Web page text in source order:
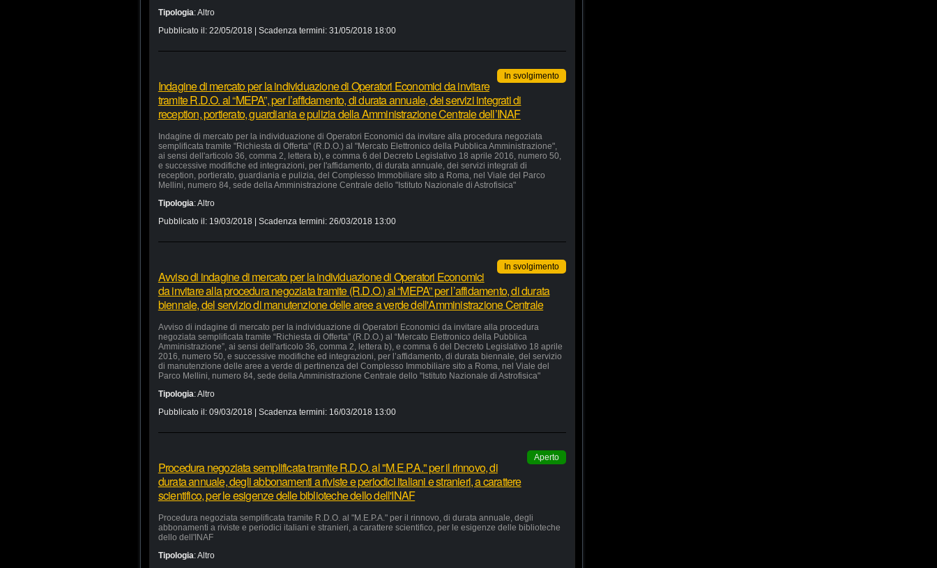
Tipologia:Altro
Pubblicato il: 22/05/2018 | Scadenza termini: 31/05/2018 18:00
In svolgimento
Indagine di mercato per la individuazione di Operatori Economici da invitare
tramite R.D.O. al “MEPA”, per l’affidamento, di durata annuale, dei servizi integrati di
reception, portierato, guardiania e pulizia della Amministrazione Centrale dell’INAF
Indagine di mercato per la individuazione di Operatori Economici da invitare alla procedura negoziata
semplificata tramite "Richiesta di Offerta" (R.D.O.) al "Mercato Elettronico della Pubblica Amministrazione",
ai sensi dell'articolo 36, comma 2, lettera b), e comma 6 del Decreto Legislativo 18 aprile 2016, numero 50,
e successive modifiche ed integrazioni, per l'affidamento, di durata annuale, dei servizi integrati di
reception, portierato, guardiania e pulizia, del Complesso Immobiliare sito a Roma, nel Viale del Parco
Mellini, numero 84, sede della Amministrazione Centrale dello "Istituto Nazionale di Astrofisica"
Tipologia:Altro
Pubblicato il: 19/03/2018 | Scadenza termini: 26/03/2018 13:00
In svolgimento
Avviso di indagine di mercato per la individuazione di Operatori Economici
da invitare alla procedura negoziata tramite (R.D.O.) al “MEPA” per l’affidamento, di durata
biennale, del servizio di manutenzione delle aree a verde dell'Amministrazione Centrale
Avviso di indagine di mercato per la individuazione di Operatori Economici da invitare alla procedura
negoziata semplificata tramite “Richiesta di Offerta” (R.D.O.) al “Mercato Elettronico della Pubblica
Amministrazione”, ai sensi dell'articolo 36, comma 2, lettera b), e comma 6 del Decreto Legislativo 18 aprile
2016, numero 50, e successive modifiche ed integrazioni, per l’affidamento, di durata biennale, del servizio
di manutenzione delle aree a verde di pertinenza del Complesso Immobiliare sito a Roma, nel Viale del
Parco Mellini, numero 84, sede della Amministrazione Centrale dello "Istituto Nazionale di Astrofisica"
Tipologia:Altro
Pubblicato il: 09/03/2018 | Scadenza termini: 16/03/2018 13:00
Aperto
Procedura negoziata semplificata tramite R.D.O. al "M.E.P.A." per il rinnovo, di
durata annuale, degli abbonamenti a riviste e periodici italiani e stranieri, a carattere
scientifico, per le esigenze delle biblioteche dello dell'INAF
Procedura negoziata semplificata tramite R.D.O. al "M.E.P.A." per il rinnovo, di durata annuale, degli
abbonamenti a riviste e periodici italiani e stranieri, a carattere scientifico, per le esigenze delle biblioteche
dello dell'INAF
Tipologia:Altro